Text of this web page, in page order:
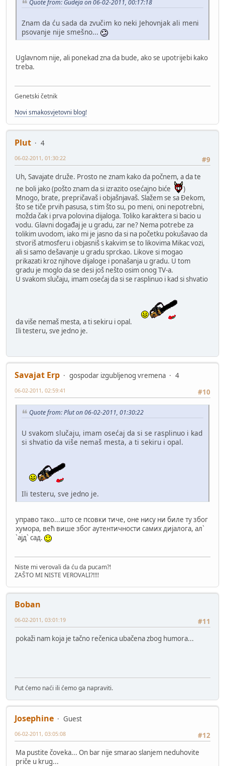
Quote from: Gudeja on 06-02-2011, 00:17:18
Znam da ću sada da zvučim ko neki Jehovnjak ali meni
psovanje nije smešno...
Uglavnom nije, ali ponekad zna da bude, ako se upotrijebi kako
treba.
Genetski četnik
Novi smakosvjetovni blog!
Plut
4
#9
06-02-2011, 01:30:22
Uh, Savajate druže. Prosto ne znam kako da počnem, a da te
ne boli jako (pošto znam da si izrazito osećajno biće
)
Mnogo, brate, prepričavaš i objašnjavaš. Slažem se sa Đekom,
što se tiče prvih pasusa, s tim što su, po meni, oni nepotrebni,
možda čak i prva polovina dijaloga. Toliko karaktera si bacio u
vodu. Glavni događaj je u gradu, zar ne? Nema potrebe za
tolikim uvodom, iako mi je jasno da si na početku pokušavao da
stvoriš atmosferu i objasniš s kakvim se to likovima Mikac vozi,
ali si samo dešavanje u gradu sprckao. Likove si mogao
prikazati kroz njihove dijaloge i ponašanja u gradu. U tom
gradu je moglo da se desi još nešto osim onog TV-a.
U svakom slučaju, imam osećaj da si se rasplinuo i kad si shvatio
da više nemaš mesta, a ti sekiru i opal.
Ili testeru, sve jedno je.
Savajat Erp gospodar izgubljenog vremena
4
#10
06-02-2011, 02:59:41
Quote from: Plut on 06-02-2011, 01:30:22
U svakom slučaju, imam osećaj da si se rasplinuo i kad
si shvatio da više nemaš mesta, a ti sekiru i opal.
Ili testeru, sve jedno je.
управо тако...што се псовки тиче, оне нису ни биле ту због
хумора, већ више због аутентичности самих дијалога, ал`
`ајд` сад.
Niste mi verovali da ću da pucam?!
ZAŠTO MI NISTE VEROVALI?!!!!
Boban
#11
06-02-2011, 03:01:19
pokaži nam koja je tačno rečenica ubačena zbog humora...
Put ćemo naći ili ćemo ga napraviti.
Josephine
Guest
#12
06-02-2011, 03:05:08
Ma pustite čoveka... On bar nije smarao slanjem neduhovite
priče u krug...